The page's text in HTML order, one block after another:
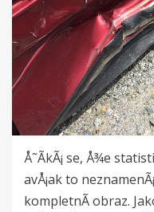
Å˜Ã­kÃ¡ se, Å¾e
avÅ¡ak to
kompletnÃ­ obraz.